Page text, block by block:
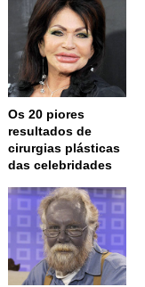
Os 20 piores
resultados de
cirurgias plásticas
das celebridades